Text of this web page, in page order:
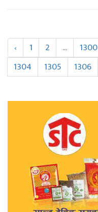
‹ 1 2 ... 1300
1304
1305 1306